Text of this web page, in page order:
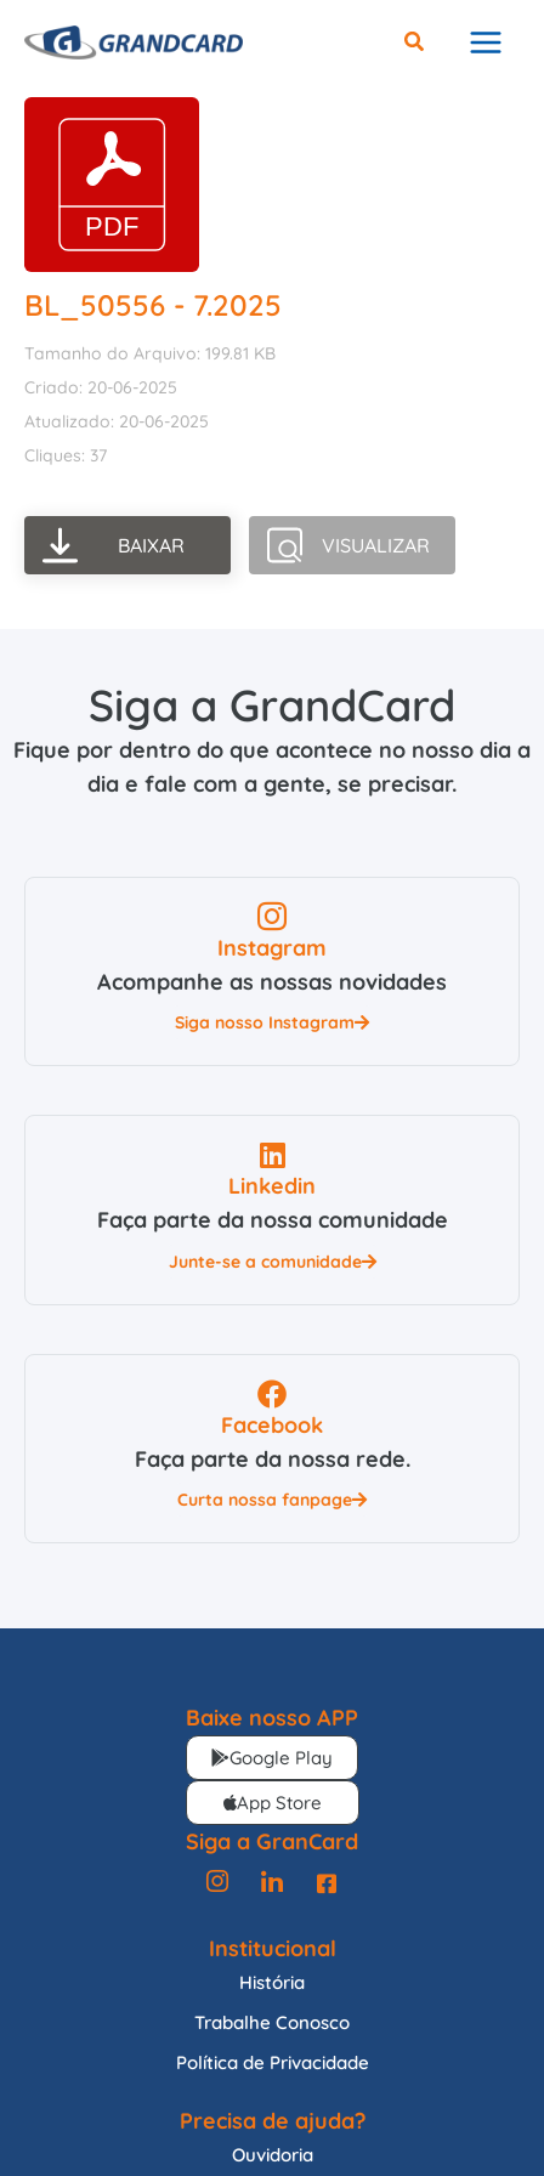
para
BL_50556 - 7.2025
Tamanho do Arquivo: 199.81 KB
Criado: 20-06-2025
Atualizado: 20-06-2025
Cliques: 37
BAIXAR VISUALIZAR
Siga a GrandCard
Fique por dentro do que acontece no nosso dia a
dia e fale com a gente, se precisar.
Instagram
Acompanhe as nossas novidades
Siga nosso Instagram
Linkedin
Faça parte da nossa comunidade
Junte-se a comunidade
Facebook
Faça parte da nossa rede.
Curta nossa fanpage
Baixe nosso APP
Google Play
App Store
Siga a GranCard
Institucional
História
Trabalhe Conosco
Política de Privacidade
Precisa de ajuda?
Ouvidoria